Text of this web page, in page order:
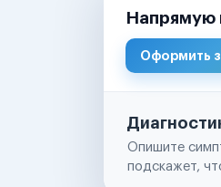
Напрямую
Оформить
Опишите
подскажет,